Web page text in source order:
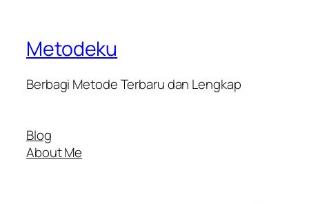
Metodeku
Berbagi Metode Terbaru dan Lengkap
Blog
About Me